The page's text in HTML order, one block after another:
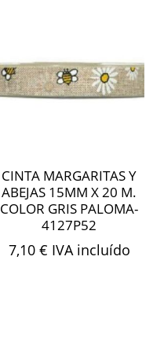
CINTA MARGARITAS Y
ABEJAS 15MM X 20 M.
COLOR GRIS PALOMA-
4127P52
7,10 € IVA incluído